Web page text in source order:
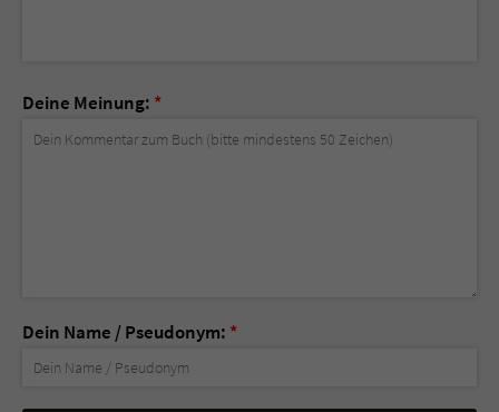
Deine Meinung: *
Dein Name / Pseudonym: *